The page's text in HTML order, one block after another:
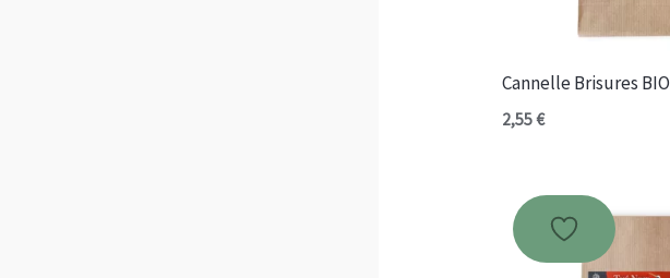
Cannelle Brisures BIO
2,55€